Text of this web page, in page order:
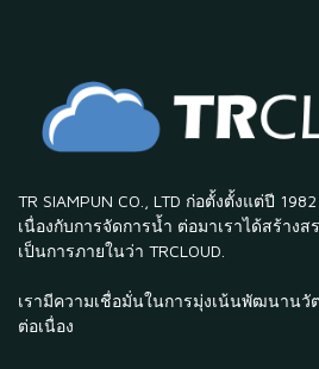
TR SIAMPUN CO., LTD ก่อตั้งตั้งแต่ปี
เนื่องกับการจัดการน้ำ ต่อมาเราได้สร้างส
เป็นการภายในว่า TRCLOUD.
เรามีความเชื่อมั่นในการมุ่งเน้นพัฒนาน
ต่อเนื่อง